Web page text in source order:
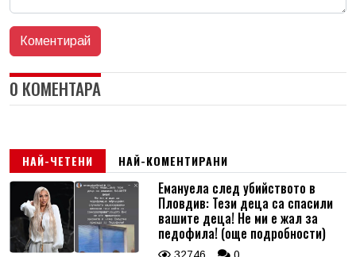
0 КОМЕНТАРА
НАЙ-ЧЕТЕНИ НАЙ-КОМЕНТИРАНИ
Емануела след убийството в
Пловдив: Тези деца са спасили
вашите деца! Не ми е жал за
педофила! (още подробности)
32746 0